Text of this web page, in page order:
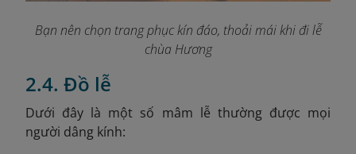
Bạn nên chọn trang phục kín đáo, thoải mái khi đi lễ
chùa Hương
2.4. Đồ lễ
Dưới đây là một số mâm lễ thường được mọi
người dâng kính: